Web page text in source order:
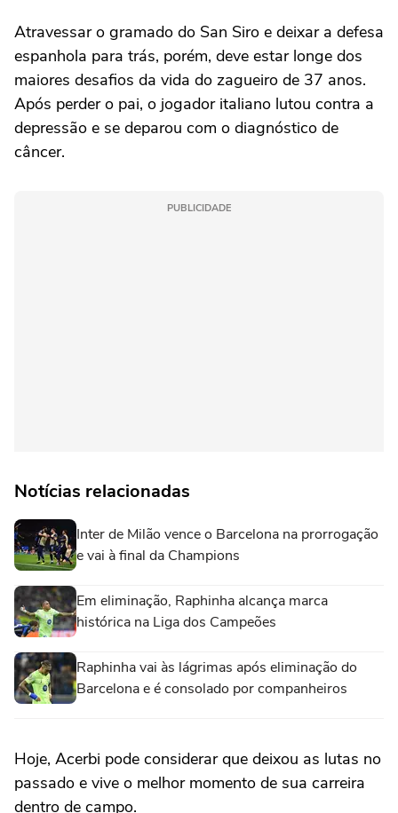
Atravessar o gramado do San Siro e deixar a defesa
espanhola para trás, porém, deve estar longe dos
maiores desafios da vida do zagueiro de 37 anos.
Após perder o pai, o jogador italiano lutou contra a
depressão e se deparou com o diagnóstico de
câncer.
PUBLICIDADE
Notícias relacionadas
Inter de Milão vence o Barcelona na prorrogação
e vai à final da Champions
Em eliminação, Raphinha alcança marca
histórica na Liga dos Campeões
Raphinha vai às lágrimas após eliminação do
Barcelona e é consolado por companheiros
Hoje, Acerbi pode considerar que deixou as lutas no
passado e vive o melhor momento de sua carreira
dentro de campo.